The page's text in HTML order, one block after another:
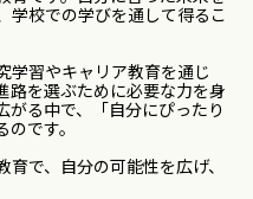
学校での学びを通して得るこ
学習やキャリア教育を通じ
路を選ぶために必要な力を身
がる中で、「自分にぴったり
です。
で、自分の可能性を広げ、